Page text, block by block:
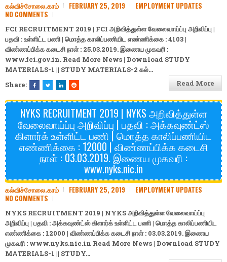
கல்விச்சோலை.காம் FEBRUARY 25, 2019
EMPLOYMENT UPDATES
NO COMMENTS
FCI RECRUITMENT 2019 | FCI அறிவித்துள்ள வேலைவாய்ப்பு அறிவிப்பு |
பதவி : உள்ளிட்ட பணி | மொத்த காலிப்பணியிட எண்ணிக்கை : 4103 |
விண்ணப்பிக்க கடைசி நாள் : 25.03.2019. இணைய முகவரி :
www.fci.gov.in. Read More News | Download STUDY
MATERIALS-1 || STUDY MATERIALS-2 கல்…
Share:
Read More
NYKS RECRUITMENT 2019 | NYKS அறிவித்துள்ள
வேலைவாய்ப்பு அறிவிப்பு | பதவி : அக்கவுண்ட்ஸ்
கிளார்க் உள்ளிட்ட பணி | மொத்த காலிப்பணியிட
எண்ணிக்கை : 12000 | விண்ணப்பிக்க கடைசி
நாள் : 03.03.2019. இணைய முகவரி :
www.nyks.nic.in
கல்விச்சோலை.காம் FEBRUARY 25, 2019
EMPLOYMENT UPDATES
NO COMMENTS
NYKS RECRUITMENT 2019 | NYKS அறிவித்துள்ள வேலைவாய்ப்பு
அறிவிப்பு | பதவி : அக்கவுண்ட்ஸ் கிளார்க் உள்ளிட்ட பணி | மொத்த காலிப்பணியிட
எண்ணிக்கை : 12000 | விண்ணப்பிக்க கடைசி நாள் : 03.03.2019. இணைய
முகவரி : www.nyks.nic.in Read More News | Download STUDY
MATERIALS-1 || STUDY…